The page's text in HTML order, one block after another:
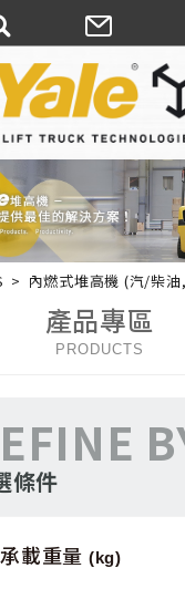
內燃式堆高機 (汽/柴
PRODUCTS
產品專區
條件
承載重量 (kg)